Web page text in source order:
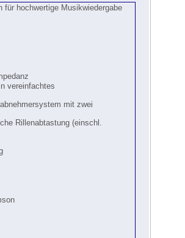
für hochwertige Musikwiedergabe
vereinfachtes
mit zwei
Rillenabtastung (einschl.